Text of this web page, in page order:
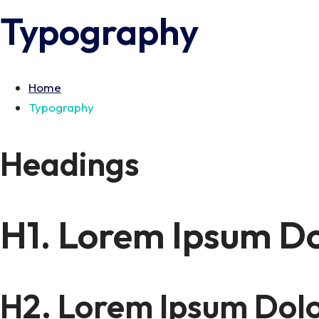
Typography
Home
Typography
Headings
H1. Lorem Ipsum
H2. Lorem Ipsum